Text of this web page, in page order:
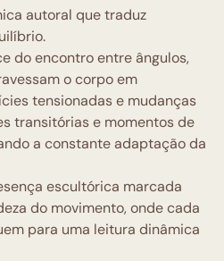
autoral que traduz
do encontro entre ângulos,
o corpo em
tensionadas e mudanças
transitórias e momentos de
a constante adaptação da
escultórica marcada
do movimento, onde cada
para uma leitura dinâmica